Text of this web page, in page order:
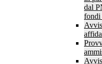
dal
fondi